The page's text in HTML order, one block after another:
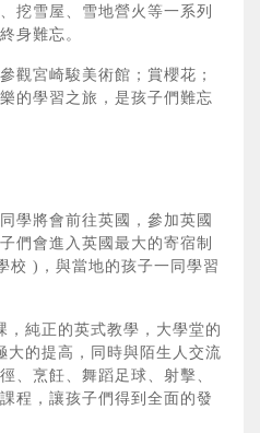
挖雪屋、雪地營火等一系列
身難忘。
宮崎駿美術館；賞櫻花；
的學習之旅，是孩子們難忘
將會前往英國，參加英國
們會進入英國最大的寄宿制
)，與當地的孩子一同學習
純正的英式教學，大學堂的
大的提高，同時與陌生人交流
、烹飪、舞蹈足球、射擊、
程，讓孩子們得到全面的發